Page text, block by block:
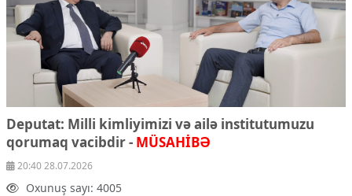
Deputat: Milli kimliyimizi və ailə institutumuzu
qorumaq vacibdir - MÜSAHİBƏ
20:40 28.07.2026
Oxunuş sayı: 4005